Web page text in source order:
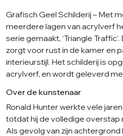
Grafisch Geel Schilderij – Met
meerdere lagen van acrylverf
serie gemaakt, ‘Triangle
zorgt voor rust in de kamer en
interieurstijl. Het schilderij is
acrylverf, en wordt geleverd
Over de kunstenaar
Ronald Hunter werkte vele
totdat hij de volledige overstap
Als gevolg van zijn achtergrond